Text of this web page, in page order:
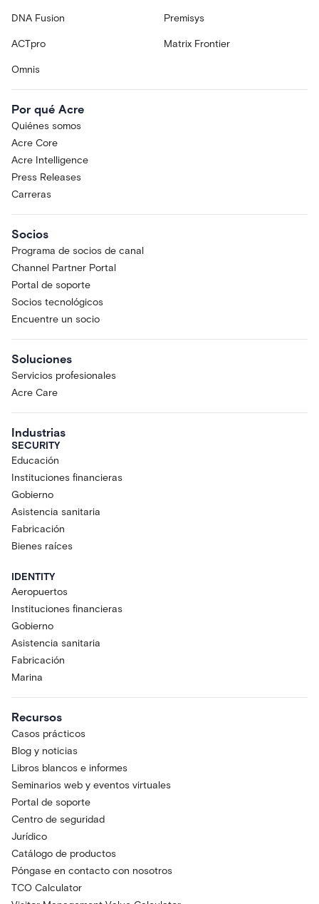
DNA Fusion Premisys
ACTpro Matrix Frontier
Omnis
Por qué Acre
Quiénes somos
Acre Core
Acre Intelligence
Press Releases
Carreras
Socios
Programa de socios de canal
Channel Partner Portal
Portal de soporte
Socios tecnológicos
Encuentre un socio
Soluciones
Servicios profesionales
Acre Care
Industrias
SECURITY
Educación
Instituciones financieras
Gobierno
Asistencia sanitaria
Fabricación
Bienes raíces
IDENTITY
Aeropuertos
Instituciones financieras
Gobierno
Asistencia sanitaria
Fabricación
Marina
Recursos
Casos prácticos
Blog y noticias
Libros blancos e informes
Seminarios web y eventos virtuales
Portal de soporte
Centro de seguridad
Jurídico
Catálogo de productos
Póngase en contacto con nosotros
TCO Calculator